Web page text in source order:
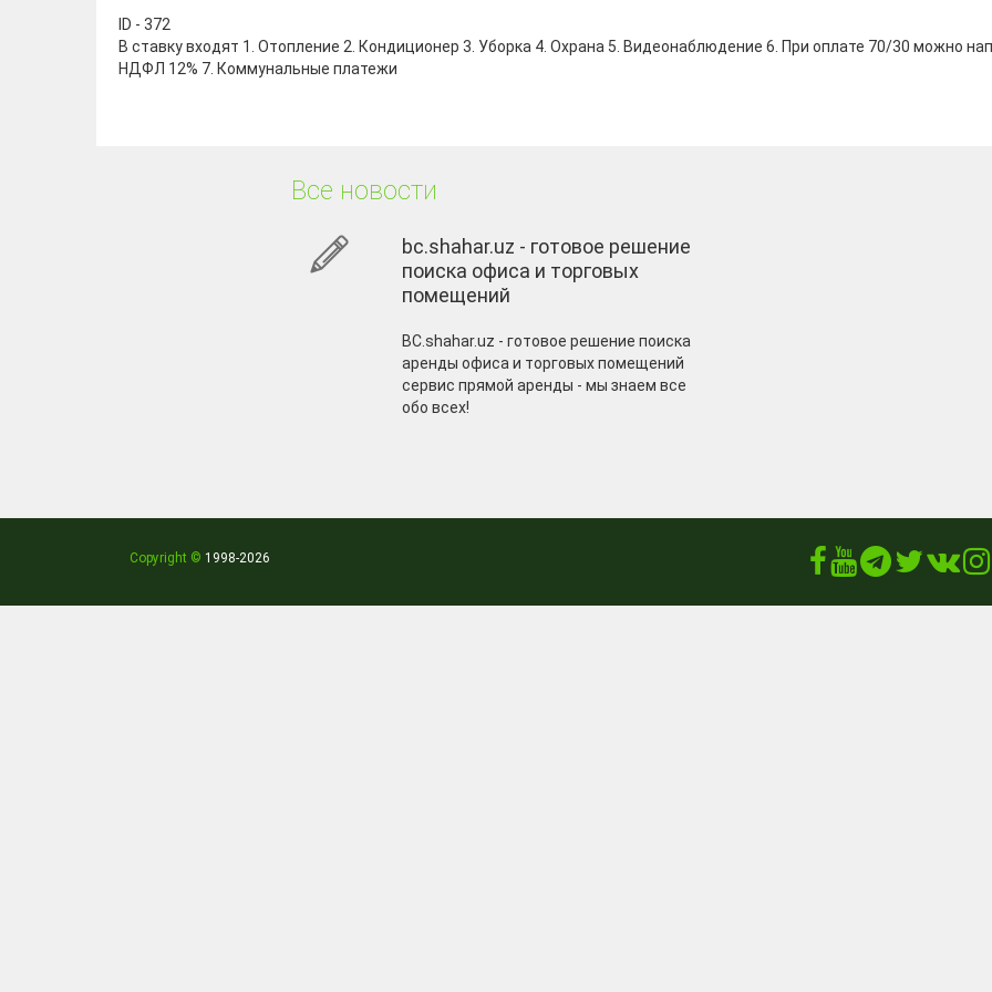
ID - 372
В ставку входят 1. Отопление 2. Кондиционер 3. Уборка 4. Охрана 5. Видеонаблюдение 6. При оплате 70/30 можно
НДФЛ 12% 7. Коммунальные платежи
Все новости
bc.shahar.uz - готовое решение
поиска офиса и торговых
помещений
BC.shahar.uz - готовое решение поиска
аренды офиса и торговых помещений
сервис прямой аренды - мы знаем все
обо всех!
Copyright © 1998-2026